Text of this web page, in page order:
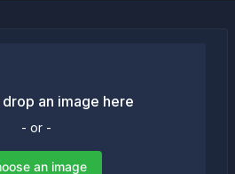
drop an image here
- or -
an image